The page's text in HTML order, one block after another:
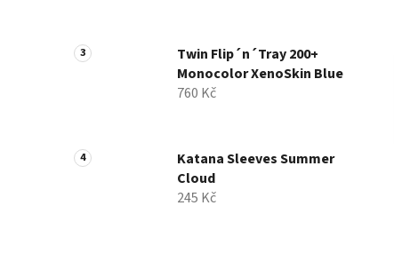
n
e
Twin Flip´n´Tray 200+
Monocolor XenoSkin Blue
760 Kč
Katana Sleeves Summer
Cloud
245 Kč